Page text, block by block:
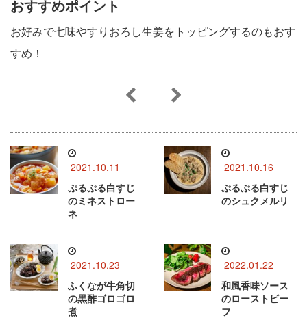
おすすめポイント
お好みで七味やすりおろし生姜をトッピングするのもおす
すめ！
2021.10.11
ぷるぷる白すじ
のミネストロー
ネ
2021.10.16
ぷるぷる白すじ
のシュクメルリ
2021.10.23
ふくなが牛角切
の黒酢ゴロゴロ
煮
2022.01.22
和風香味ソース
のローストビー
フ